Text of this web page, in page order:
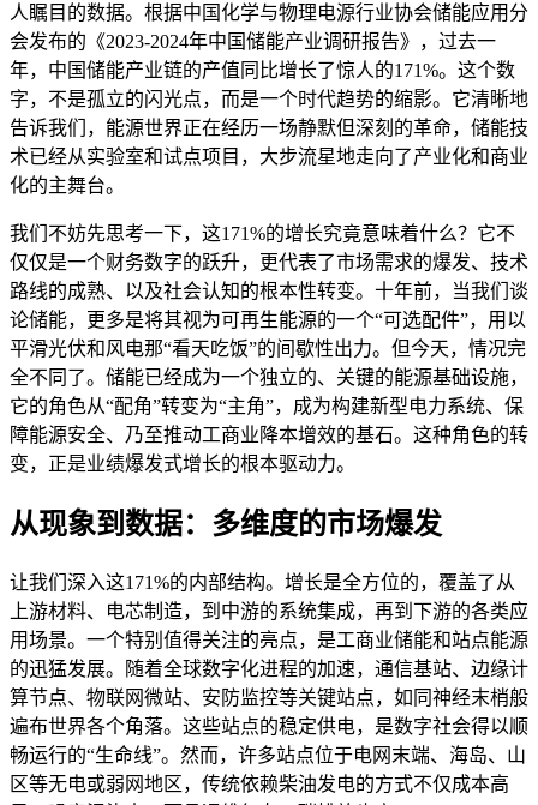
人瞩目的数据。根据中国化学与物理电源行业协会储能应用分
会发布的《2023-2024年中国储能产业调研报告》，过去一
年，中国储能产业链的产值同比增长了惊人的171%。这个数
字，不是孤立的闪光点，而是一个时代趋势的缩影。它清晰地
告诉我们，能源世界正在经历一场静默但深刻的革命，储能技
术已经从实验室和试点项目，大步流星地走向了产业化和商业
化的主舞台。
我们不妨先思考一下，这171%的增长究竟意味着什么？它不
仅仅是一个财务数字的跃升，更代表了市场需求的爆发、技术
路线的成熟、以及社会认知的根本性转变。十年前，当我们谈
论储能，更多是将其视为可再生能源的一个“可选配件”，用以
平滑光伏和风电那“看天吃饭”的间歇性出力。但今天，情况完
全不同了。储能已经成为一个独立的、关键的能源基础设施，
它的角色从“配角”转变为“主角”，成为构建新型电力系统、保
障能源安全、乃至推动工商业降本增效的基石。这种角色的转
变，正是业绩爆发式增长的根本驱动力。
从现象到数据：多维度的市场爆发
让我们深入这171%的内部结构。增长是全方位的，覆盖了从
上游材料、电芯制造，到中游的系统集成，再到下游的各类应
用场景。一个特别值得关注的亮点，是工商业储能和站点能源
的迅猛发展。随着全球数字化进程的加速，通信基站、边缘计
算节点、物联网微站、安防监控等关键站点，如同神经末梢般
遍布世界各个角落。这些站点的稳定供电，是数字社会得以顺
畅运行的“生命线”。然而，许多站点位于电网末端、海岛、山
区等无电或弱网地区，传统依赖柴油发电的方式不仅成本高